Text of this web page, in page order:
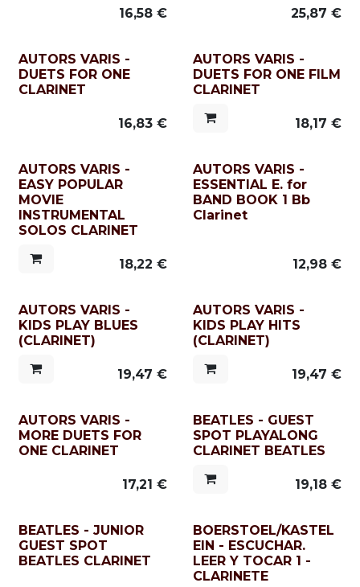
16,58€
25,87 €
AUTORS VARIS -
DUETS FOR ONE
CLARINET
16,83€
AUTORS VARIS -
DUETS FOR ONE FILM
CLARINET
18,17 €
AUTORS VARIS -
EASY POPULAR
MOVIE
INSTRUMENTAL
SOLOS CLARINET
18,22 €
AUTORS VARIS -
ESSENTIAL E. for
BAND BOOK 1 Bb
Clarinet
12,98€
AUTORS VARIS -
KIDS PLAY BLUES
(CLARINET)
19,47 €
AUTORS VARIS -
KIDS PLAY HITS
(CLARINET)
19,47 €
AUTORS VARIS -
MORE DUETS FOR
ONE CLARINET
17,21 €
BEATLES - GUEST
SPOT PLAYALONG
CLARINET BEATLES
19,18€
BEATLES - JUNIOR
GUEST SPOT
BEATLES CLARINET
BOERSTOEL/KASTEL
EIN - ESCUCHAR.
LEER Y TOCAR 1 -
CLARINETE